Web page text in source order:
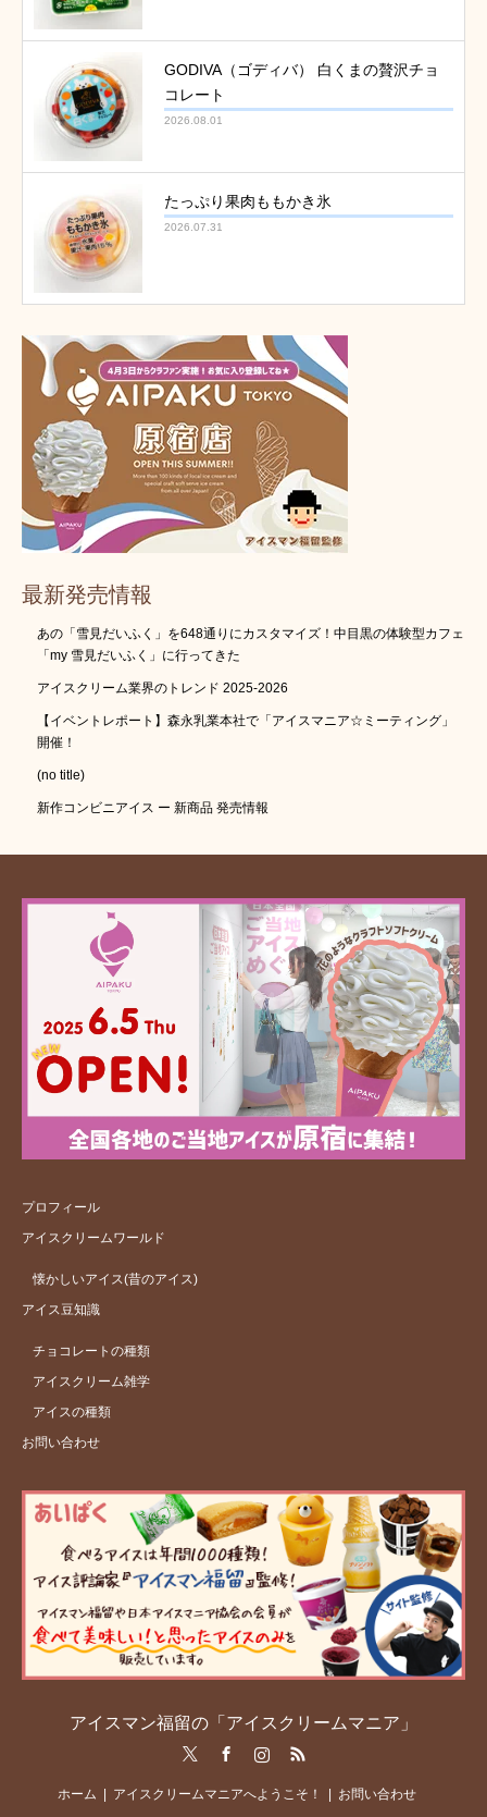
GODIVA（ゴディバ） 白くまの贅沢チョ
コレート
2026.08.01
たっぷり果肉ももかき氷
2026.07.31
最新発売情報
あの「雪見だいふく」を648通りにカスタマイズ！中目黒の体験型カフェ
「my 雪見だいふく」に行ってきた
アイスクリーム業界のトレンド 2025-2026
【イベントレポート】森永乳業本社で「アイスマニア☆ミーティング」
開催！
(no title)
新作コンビニアイス ー 新商品 発売情報
プロフィール
アイスクリームワールド
懐かしいアイス(昔のアイス)
アイス豆知識
チョコレートの種類
アイスクリーム雑学
アイスの種類
お問い合わせ
アイスマン福留の「アイスクリームマニア」
RSS
ホーム アイスクリームマニアへようこそ！ お問い合わせ